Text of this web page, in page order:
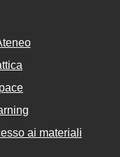
ai materiali